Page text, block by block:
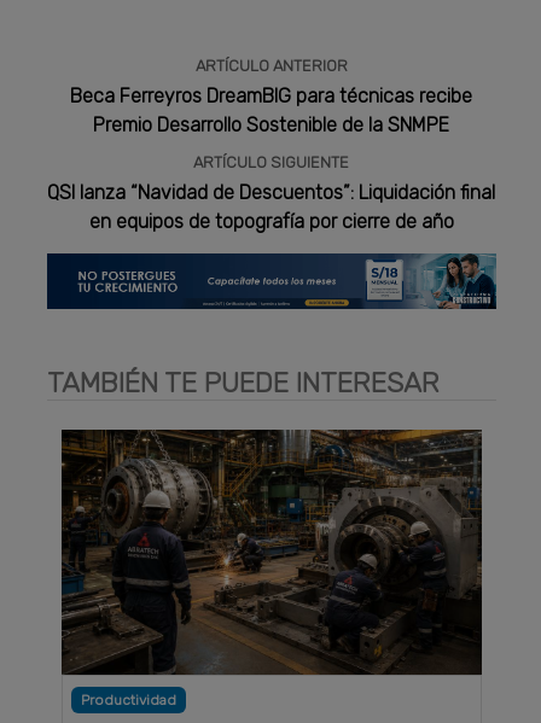
ARTÍCULO ANTERIOR
Beca Ferreyros DreamBIG para técnicas recibe
Premio Desarrollo Sostenible de la SNMPE
ARTÍCULO SIGUIENTE
QSI lanza “Navidad de Descuentos”: Liquidación final
en equipos de topografía por cierre de año
TAMBIÉN TE PUEDE INTERESAR
Productividad